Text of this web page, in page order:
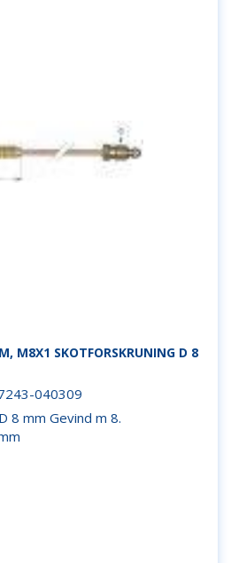
M8X1 SKOTFORSKRUNING D 8
040309
8 mm Gevind m 8.